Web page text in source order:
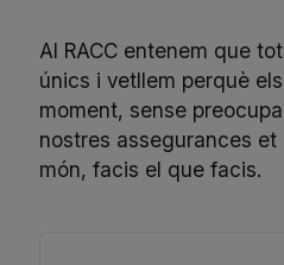
Al RACC entenem que
únics i vetllem perquè
moment, sense
nostres assegurances
món, facis el que facis.